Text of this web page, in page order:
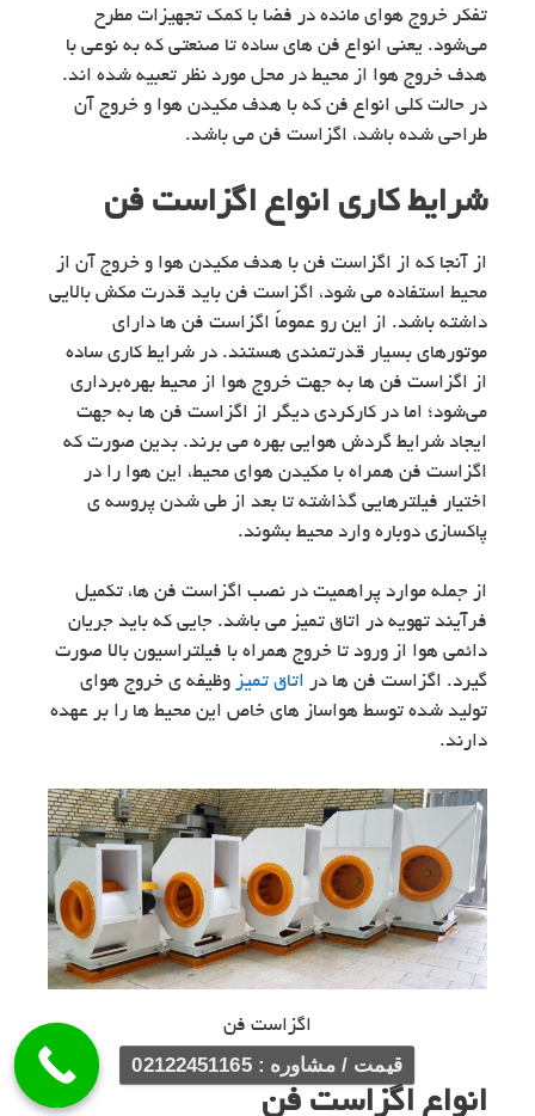
تفکر خروج هوای مانده در فضا با کمک تجهیزات مطرح
می‌شود. یعنی انواع فن های ساده تا صنعتی که به نوعی با
هدف خروج هوا از محیط در محل مورد نظر تعبیه شده اند.
در حالت کلی انواع فن که با هدف مکیدن هوا و خروج آن
طراحی شده باشد، اگزاست فن می باشد.
شرایط کاری انواع اگزاست فن
از آنجا که از اگزاست فن با هدف مکیدن هوا و خروج آن از
محیط استفاده می شود، اگزاست فن باید قدرت مکش بالایی
داشته باشد. از این رو عموماً اگزاست فن ها دارای
موتورهای بسیار قدرتمندی هستند. در شرایط کاری ساده
از اگزاست فن ها به جهت خروج هوا از محیط بهره‌برداری
می‌شود؛ اما در کارکردی دیگر از اگزاست فن ها به جهت
ایجاد شرایط گردش هوایی بهره می برند. بدین صورت که
اگزاست فن همراه با مکیدن هوای محیط، این هوا را در
اختیار فیلترهایی گذاشته تا بعد از طی شدن پروسه ی
پاکسازی دوباره وارد محیط بشوند.
از جمله موارد پراهمیت در نصب اگزاست فن ها، تکمیل
فرآیند تهویه در اتاق تمیز می باشد. جایی که باید جریان
دائمی هوا از ورود تا خروج همراه با فیلتراسیون بالا صورت
گیرد. اگزاست فن ها در اتاق تمیز وظیفه ی خروج هوای
تولید شده توسط هواساز های خاص این محیط ها را بر عهده
دارند.
اگزاست فن
انواع اگزاست فن
قیمت / مشاوره : 02122451165